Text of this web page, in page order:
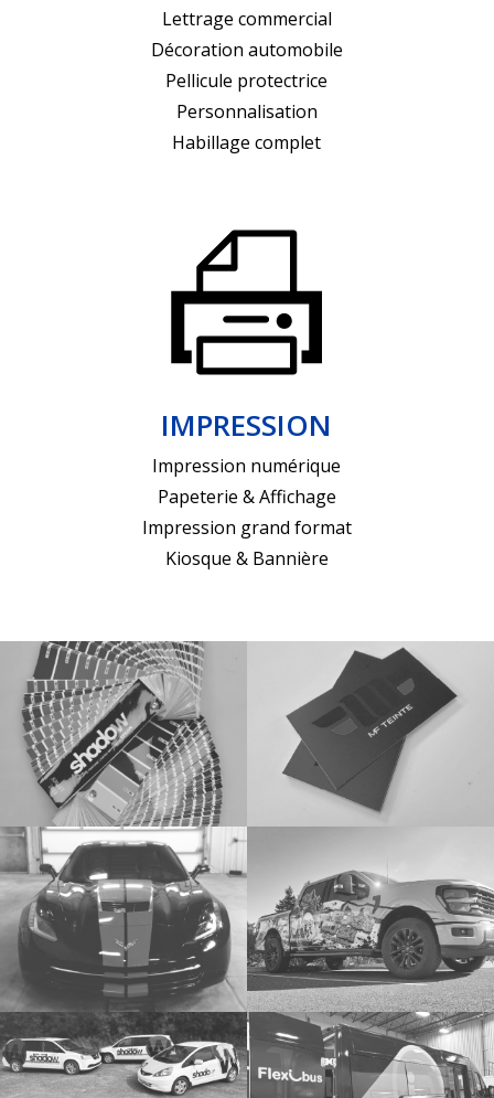
Lettrage commercial
Décoration automobile
Pellicule protectrice
Personnalisation
Habillage complet
IMPRESSION
Impression numérique
Papeterie & Affichage
Impression grand format
Kiosque & Bannière